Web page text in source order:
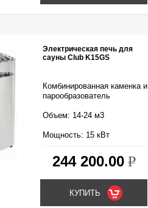
Электрическая печь для
сауны Club K15GS
Комбинированная каменка и
парообразователь
Объем: 14-24 м3
Мощность: 15 кВт
Напряжение: 380 В
244 200.00 k